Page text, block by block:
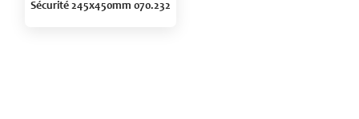
Sécurité 245x450mm 070.232